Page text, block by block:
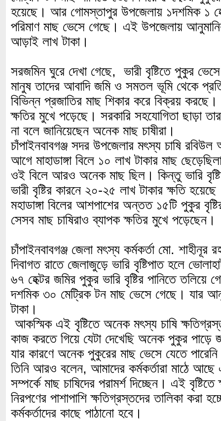
হয়েছে। আর গোমস্তাপুর উপজেলায় ১দশমিক ১
পরিমাণ মাছ ভেসে গেছে। এই উপজেলায়
আড়াই লাখ টাকা।
সরজমিন ঘুরে দেখা গেছে, ভারী বৃষ্টিতে পুকুর
মানুষ তাদের আবাদি জমি ও সমতল ভূমি থেকে
বিভিন্ন প্রজাতির মাছ শিকার করে বিক্রয় করছে।
ক্ষতির মুখে পড়েছে। সরকারি সহযোগিতা ছাড়া
না বলে জানিয়েছেন অনেক মাছ চাষীরা।
চাঁপাইনবাবগঞ্জ সদর উপজেলার মৎস্য চাষি
আগে মাহাডাঙ্গা বিলে ১০ লাখ টাকার মাছ
ওই বিলে আরও অনেক মাছ ছিল। কিন্তু ভারি
ভারী বৃষ্টির কারনে ২০-২৫ লাখ টাকার ক্ষতি
মহাডাঙ্গা বিলের আশপাশের অন্তত ১৫টি পুকুর
সেসব মাছ চাষিরাও ব্যাপক ক্ষতির মুখে পড়েছেন।
চাঁপাইনবাবগঞ্জ জেলা মৎস্য কর্মকর্তা মো.
দিবাগত রাতে জেলাজুড়ে ভারি বৃষ্টিপাত হলে
৬৭ হেক্টর জমির পুকুর ভারি বৃষ্টির পানিতে
দশমিক ৩০ মেট্রিক টন মাছ ভেসে গেছে। যার
টাকা।
আকস্মিক এই বৃষ্টিতে অনেক মৎস্য চাষি
কাজ করতে গিয়ে যেটা দেখেছি অনেক পুকুর পাড়ে
যার কারণে অনেক পুকুরের মাছ ভেসে যেতে
তিনি আরও বলেন, আমাদের কর্মকর্তারা মাঠে আছে
সম্পর্কে মাছ চাষিদের পরামর্শ দিচ্ছেন। এই বৃষ্টিতে
নিরপণের পাশাপাশি ক্ষতিগ্রস্তদের তালিকা করা
কর্মকর্তাদের কাছে পাঠানো হবে।